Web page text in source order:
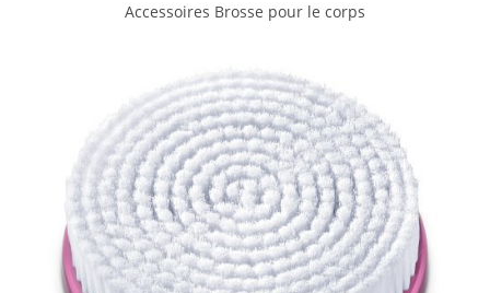
Accessoires Brosse pour le corps